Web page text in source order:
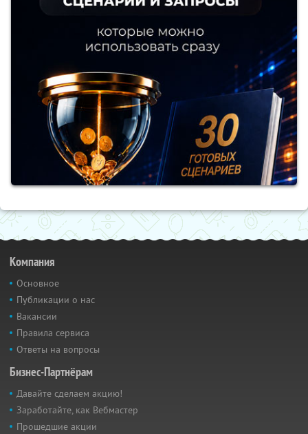
Компания
Основное
Публикации о нас
Вакансии
Правила сервиса
Ответы на вопросы
Бизнес-Партнёрам
Давайте сделаем акцию!
Заработайте, как Вебмастер
Прошедшие акции